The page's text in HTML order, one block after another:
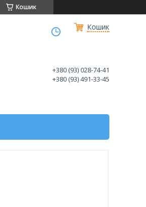
Кошик
Кошик
+380 (93) 028-74-41
+380 (93) 491-33-45